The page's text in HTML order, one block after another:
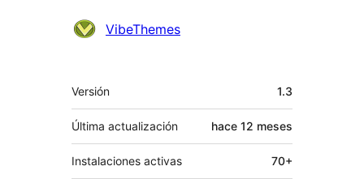
Colaboradores
VibeThemes
Meta
Versión 1.3
Última actualización hace 12 meses
Instalaciones activas 70+